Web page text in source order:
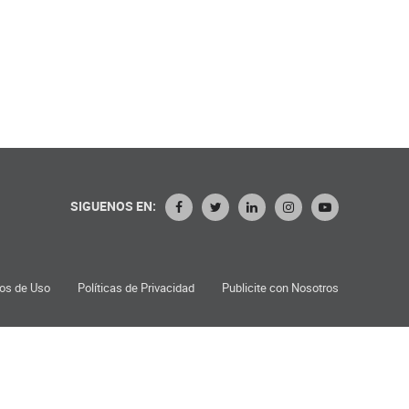
SIGUENOS EN:
de Uso Políticas de Privacidad Publicite con Nosotros